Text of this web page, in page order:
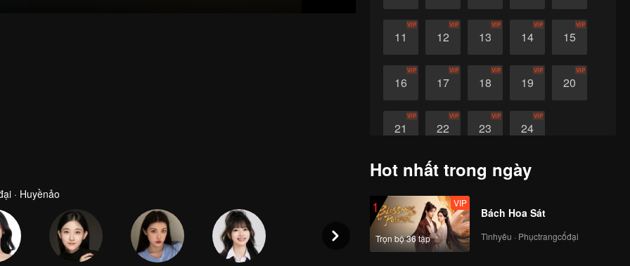
11
VIP
12
VIP
13
VIP
14
VIP
15
VIP
16
VIP
17
VIP
18
VIP
19
VIP
20
VIP
21
VIP
22
VIP
23
VIP
24
VIP
· Huyềnảo
Hot nhất trong ngày
1
Trọn bộ 36 tập
VIP
Bách Hoa Sát
Tìnhyêu · Phụctrangcổđại